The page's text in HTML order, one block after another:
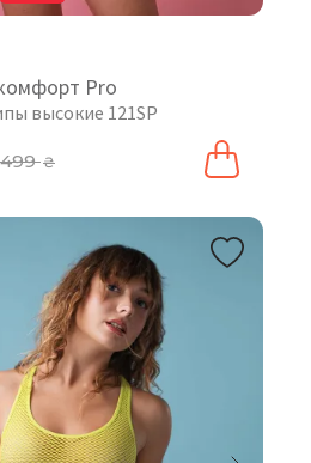
Pro
высокие 121SP
499₴